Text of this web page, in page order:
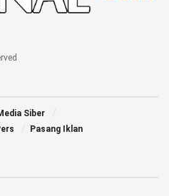
Siber
Pasang Iklan